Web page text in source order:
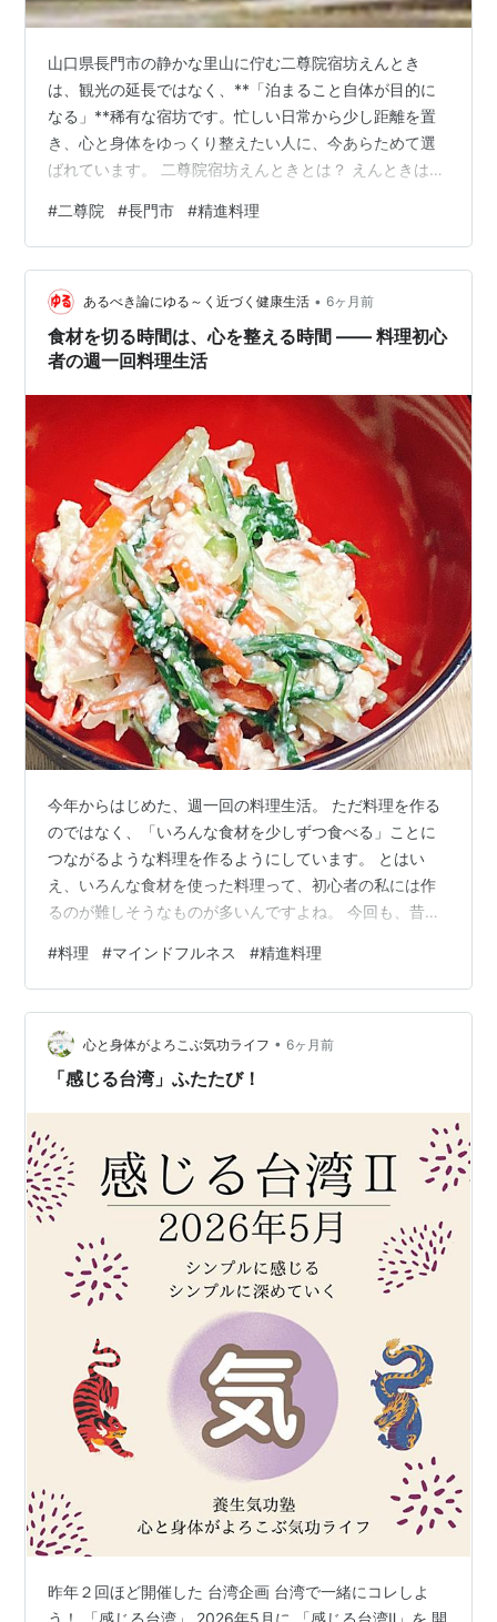
山口県長門市の静かな里山に佇む二尊院宿坊えんとき
は、観光の延長ではなく、**「泊まること自体が目的に
なる」**稀有な宿坊です。忙しい日常から少し距離を置
き、心と身体をゆっくり整えたい人に、今あらためて選
ばれています。 二尊院宿坊えんときとは？ えんときは、
や旅館とは異なり、ここで過ごす時間はとても静か。テ
レビや派手な演出はありませんが、その分、自分自身と
向き合う濃密な時間が流れています。 境内に一歩足を踏
み入れると、空気が変わるのを感じるはずです。 泊まり
たくなる理由① 体験そのものが“旅の主役” えんときの最
大の魅力は、宿泊とともに体験できる…
#二尊院 #長門市 #精進料理
あるべき論にゆる～く近づく健康生活 • 6ヶ月前
食材を切る時間は、心を整える時間 ―― 料理初心
者の週一回料理生活
今年からはじめた、週一回の料理生活。 ただ料理を作る
のではなく、「いろんな食材を少しずつ食べる」ことに
つながるような料理を作るようにしています。 とはい
え、いろんな食材を使った料理って、初心者の私には作
るのが難しそうなものが多いんですよね。 今回も、昔買
使いつつ、私でも作れそうな一品」を探すところからは
じめました。
#料理 #マインドフルネス #精進料理
心と身体がよろこぶ気功ライフ • 6ヶ月前
「感じる台湾」ふたたび！
昨年２回ほど開催した 台湾企画 台湾で一緒にコレしよ